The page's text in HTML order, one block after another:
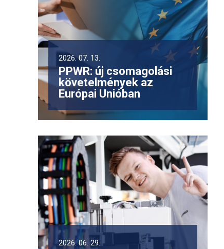
2026. 07. 13.
PPWR: új csomagolási
követelmények az
Európai Unióban
2026. 06. 29.